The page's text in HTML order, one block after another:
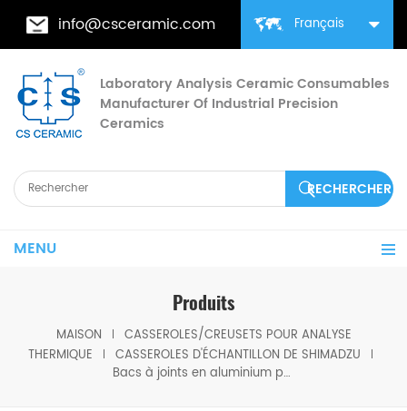
Français
info@csceramic.com
Laboratory Analysis Ceramic Consumables
Manufacturer Of Industrial Precision
Ceramics
MENU
Produits
MAISON
CASSEROLES/CREUSETS POUR ANALYSE
THERMIQUE
CASSEROLES D'ÉCHANTILLON DE SHIMADZU
Bacs à joints en aluminium pour instruments Shimadzu 201-53090-00 DSC-60, DSC-60 plus, TGA-50, TGA-51, DTG-60 et DTA-50.